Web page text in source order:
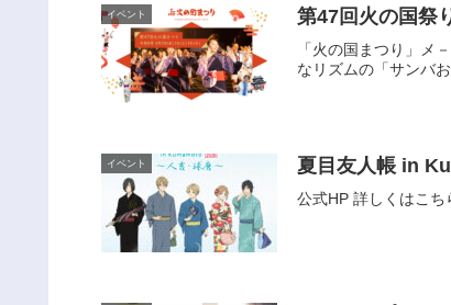
イベント 第47回火の国祭
「火の国まつり」メ
なリズムの「サンバ
イベント 夏目友人帳 in
公式HP 詳しくはこ